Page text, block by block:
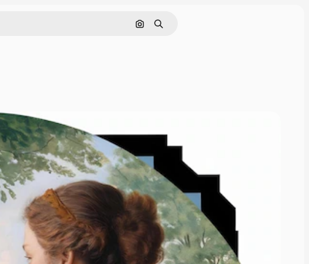
Görüntüyle ara
Aramak